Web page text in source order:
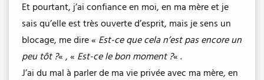
Et pourtant, j’ai confiance en moi, en ma mère et je
sais qu’elle est très ouverte d’esprit, mais je sens un
blocage, me dire « Est-ce que cela n’est pas encore un
peu tôt ?« , « Est-ce le bon moment ?« .
J’ai du mal à parler de ma vie privée avec ma mère, en